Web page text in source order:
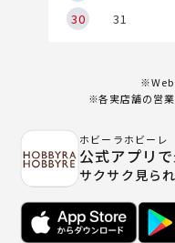
30
31
※Web
※各実店舗の営
ホビーラホビーレ
公式アプリ
サクサク見ら